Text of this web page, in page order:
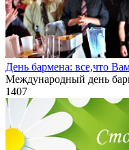
День бармена: все,что
Международный день
1407